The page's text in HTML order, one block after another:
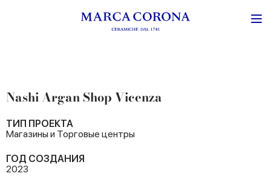
Nashi Argan Shop Vicenza
ТИП ПРОЕКТА
Магазины и Торговые центры
ГОД СОЗДАНИЯ
2023